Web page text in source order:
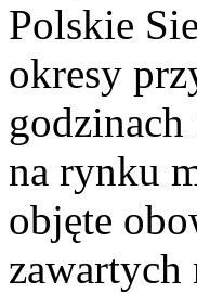
Polskie
okresy
godzinach
na rynku
objęte
zawartych